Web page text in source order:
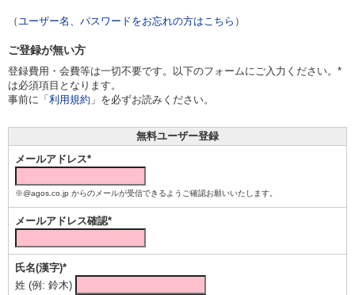
（ユーザー名、パスワードをお忘れの方はこちら ）
ご登録が無い方
登録費用・会費等は一切不要です。以下のフォームにご入力ください。*
は必須項目となります。
事前に「 利用規約 」を必ずお読みください。
無料ユーザー登録
メールアドレス*
※@agos.co.jp からのメールが受信できるようご確認お願いいたします。
メールアドレス確認*
氏名(漢字)*
姓 (例: 鈴木)